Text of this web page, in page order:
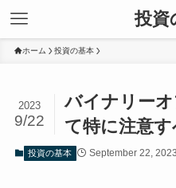
投資
ホーム 投資の基本
バイナリー
て特に注意
2023
9/22
投資の基本 September 22, 2023